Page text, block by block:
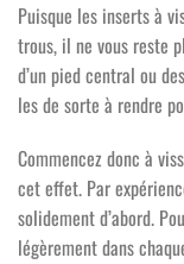
Puisque les inserts à
trous, il ne vous reste
d’un pied central ou
les de sorte à rendre
Commencez donc à
cet effet. Par
solidement d’abord.
légèrement dans